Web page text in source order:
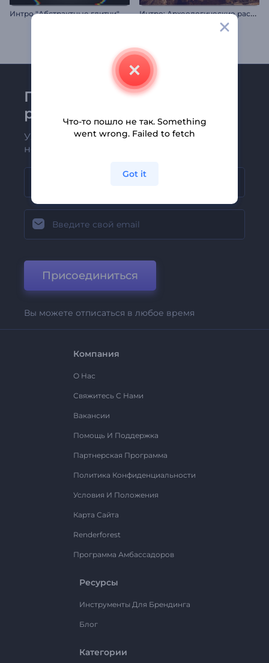
Интро "Абстрактные глитчи" И
нтро: Археологические раскопки
Присоединяйтесь к
рассылке Renderforest
Узнавайте о последних новостях и
новых предложениях первыми
Присоединиться
Вы можете отписаться в любое время
Компания
О Нас
Свяжитесь С Нами
Вакансии
Помощь И Поддержка
Партнерская Программа
Политика Конфиденциальности
Условия И Положения
Карта Сайта
Renderforest
Программа Амбассадоров
Ресурсы
Инструменты Для Брендинга
Блог
Категории
Что-то пошло не так. Something
went wrong. Failed to fetch
Got it